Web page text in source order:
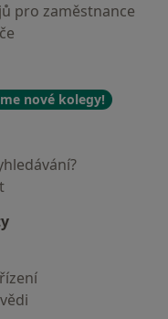
pro zaměstnance
nové kolegy!